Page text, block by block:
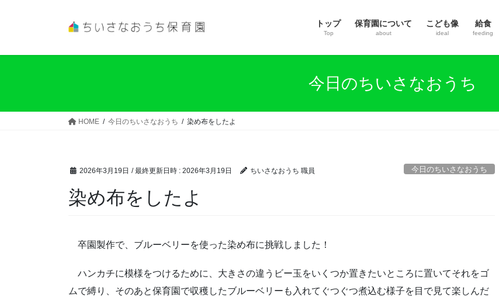
トップ
Top
保育園について
about
こども像
ideal
給食
feeding
今日のちいさなおうち
HOME 今日のちいさなおうち 染め布をしたよ
2026年3月19日 / 最終更新日時 : 2026年3月19日 ちいさなおうち 職員 今日のちいさなおうち
染め布をしたよ
卒園製作で、ブルーベリーを使った染め布に挑戦しました！
ハンカチに模様をつけるために、大きさの違うビー玉をいくつか置きたいところに置いてそれをゴ
ムで縛り、そのあと保育園で収穫したブルーベリーも入れてぐつぐつ煮込む様子を目で見て楽しんだ